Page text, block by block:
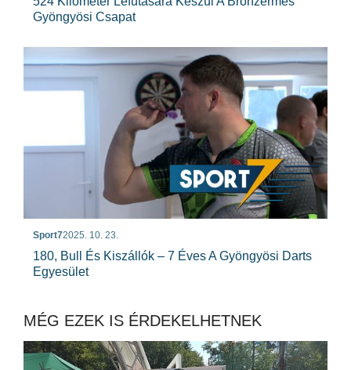
Gyöngyösi Csapat
Sport72025. 10. 23.
180, Bull És Kiszállók – 7 Éves A Gyöngyösi Darts
Egyesület
MÉG EZEK IS ÉRDEKELHETNEK